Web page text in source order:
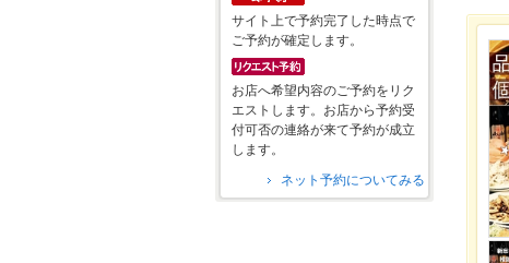
サイト上で予約完了した時点で
ご予約が確定します。
お店へ希望内容のご予約をリク
エストします。お店から予約受
付可否の連絡が来て予約が成立
します。
ネット予約についてみる